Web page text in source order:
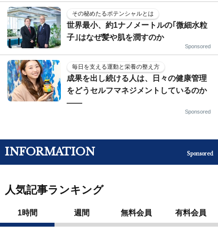
その秘めたるポテンシャルとは
世界最小、約1ナノメートルの｢微細水粒
子｣はなぜ髪や肌を潤すのか
Sponsored
毎日を支える運動と栄養の整え方
成果を出し続ける人は、日々の健康管理
をどうセルフマネジメントしているのか
——
Sponsored
INFORMATION Sponsored
人気記事ランキング
1時間 週間 無料会員 有料会員